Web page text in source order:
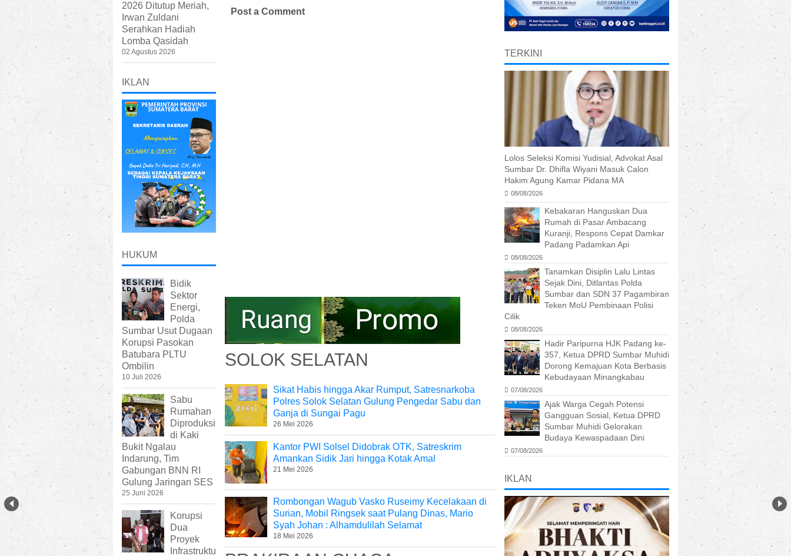
Post a Comment
SOLOK SELATAN
Sikat Habis hingga Akar Rumput, Satresnarkoba
Polres Solok Selatan Gulung Pengedar Sabu dan
Ganja di Sungai Pagu
26 Mei 2026
Kantor PWI Solsel Didobrak OTK, Satreskrim
Amankan Sidik Jari hingga Kotak Amal
21 Mei 2026
Rombongan Wagub Vasko Ruseimy Kecelakaan di
Surian, Mobil Ringsek saat Pulang Dinas, Mario
Syah Johan : Alhamdulilah Selamat
18 Mei 2026
2026 Ditutup Meriah,
Irwan Zuldani
Serahkan Hadiah
Lomba Qasidah
02 Agustus 2026
IKLAN
HUKUM
Bidik
Sektor
Energi,
Polda
Sumbar Usut Dugaan
Korupsi Pasokan
Batubara PLTU
Ombilin
10 Juli 2026
Sabu
Rumahan
Diproduksi
di Kaki
Bukit Ngalau
Indarung, Tim
Gabungan BNN RI
Gulung Jaringan SES
25 Juni 2026
Korupsi
Dua
Proyek
Infrastruktu
TERKINI
Lolos Seleksi Komisi Yudisial, Advokat Asal
Sumbar Dr. Dhifla Wiyani Masuk Calon
Hakim Agung Kamar Pidana MA
08/08/2026
Kebakaran Hanguskan Dua
Rumah di Pasar Ambacang
Kuranji, Respons Cepat Damkar
Padang Padamkan Api
08/08/2026
Tanamkan Disiplin Lalu Lintas
Sejak Dini, Ditlantas Polda
Sumbar dan SDN 37 Pagambiran
Teken MoU Pembinaan Polisi
Cilik
08/08/2026
Hadir Paripurna HJK Padang ke-
357, Ketua DPRD Sumbar Muhidi
Dorong Kemajuan Kota Berbasis
Kebudayaan Minangkabau
07/08/2026
Ajak Warga Cegah Potensi
Gangguan Sosial, Ketua DPRD
Sumbar Muhidi Gelorakan
Budaya Kewaspadaan Dini
07/08/2026
IKLAN